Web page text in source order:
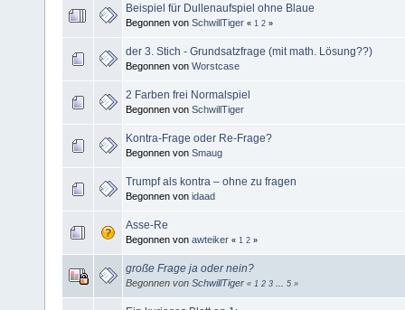
Beispiel für Dullenaufspiel ohne Blaue
Begonnen von SchwillTiger « 1 2 »
der 3. Stich - Grundsatzfrage (mit math. Lösung??)
Begonnen von Worstcase
2 Farben frei Normalspiel
Begonnen von SchwillTiger
Kontra-Frage oder Re-Frage?
Begonnen von Smaug
Trumpf als kontra – ohne zu fragen
Begonnen von idaad
Asse-Re
Begonnen von awteiker « 1 2 »
große Frage ja oder nein?
Begonnen von SchwillTiger « 1 2 3 5 »